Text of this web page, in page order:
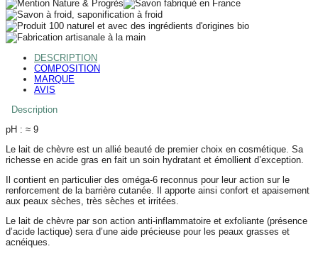
DESCRIPTION
COMPOSITION
MARQUE
AVIS
Description
pH : ≈ 9
Le lait de chèvre est un allié beauté de premier choix en cosmétique. Sa
richesse en acide gras en fait un soin hydratant et émollient d’exception.
Il contient en particulier des oméga-6 reconnus pour leur action sur le
renforcement de la barrière cutanée. Il apporte ainsi confort et apaisement
aux peaux sèches, très sèches et irritées.
Le lait de chèvre par son action anti-inflammatoire et exfoliante (présence
d’acide lactique) sera d’une aide précieuse pour les peaux grasses et
acnéiques.